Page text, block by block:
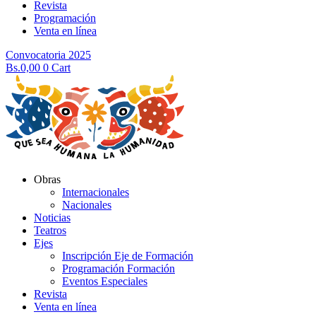
Revista
Programación
Venta en línea
Convocatoria 2025
Bs.0,00 0 Cart
Obras
Internacionales
Nacionales
Noticias
Teatros
Ejes
Inscripción Eje de Formación
Programación Formación
Eventos Especiales
Revista
Venta en línea